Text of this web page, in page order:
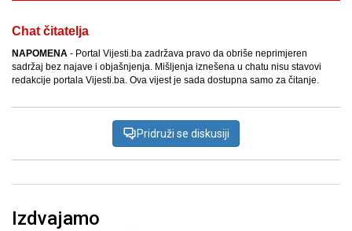
Chat čitatelja
NAPOMENA - Portal Vijesti.ba zadržava pravo da obriše neprimjeren
sadržaj bez najave i objašnjenja. Mišljenja iznešena u chatu nisu stavovi
redakcije portala Vijesti.ba. Ova vijest je sada dostupna samo za čitanje.
Pridruži se diskusiji
Izdvajamo